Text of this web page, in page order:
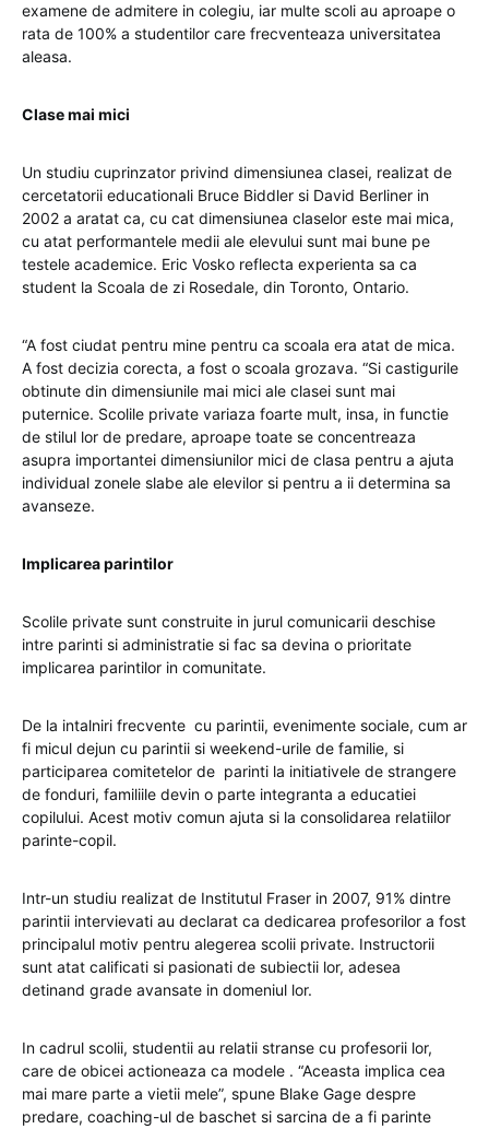
examene de admitere in colegiu, iar multe scoli au aproape o
rata de 100% a studentilor care frecventeaza universitatea
aleasa.
Clase mai mici
Un studiu cuprinzator privind dimensiunea clasei, realizat de
cercetatorii educationali Bruce Biddler si David Berliner in
2002 a aratat ca, cu cat dimensiunea claselor este mai mica,
cu atat performantele medii ale elevului sunt mai bune pe
testele academice. Eric Vosko reflecta experienta sa ca
student la Scoala de zi Rosedale, din Toronto, Ontario.
“A fost ciudat pentru mine pentru ca scoala era atat de mica.
A fost decizia corecta, a fost o scoala grozava. “Si castigurile
obtinute din dimensiunile mai mici ale clasei sunt mai
puternice. Scolile private variaza foarte mult, insa, in functie
de stilul lor de predare, aproape toate se concentreaza
asupra importantei dimensiunilor mici de clasa pentru a ajuta
individual zonele slabe ale elevilor si pentru a ii determina sa
avanseze.
Implicarea parintilor
Scolile private sunt construite in jurul comunicarii deschise
intre parinti si administratie si fac sa devina o prioritate
implicarea parintilor in comunitate.
De la intalniri frecvente cu parintii, evenimente sociale, cum ar
fi micul dejun cu parintii si weekend-urile de familie, si
participarea comitetelor de parinti la initiativele de strangere
de fonduri, familiile devin o parte integranta a educatiei
copilului. Acest motiv comun ajuta si la consolidarea relatiilor
parinte-copil.
Intr-un studiu realizat de Institutul Fraser in 2007, 91% dintre
parintii intervievati au declarat ca dedicarea profesorilor a fost
principalul motiv pentru alegerea scolii private. Instructorii
sunt atat calificati si pasionati de subiectii lor, adesea
detinand grade avansate in domeniul lor.
In cadrul scolii, studentii au relatii stranse cu profesorii lor,
care de obicei actioneaza ca modele . “Aceasta implica cea
mai mare parte a vietii mele”, spune Blake Gage despre
predare, coaching-ul de baschet si sarcina de a fi parinte